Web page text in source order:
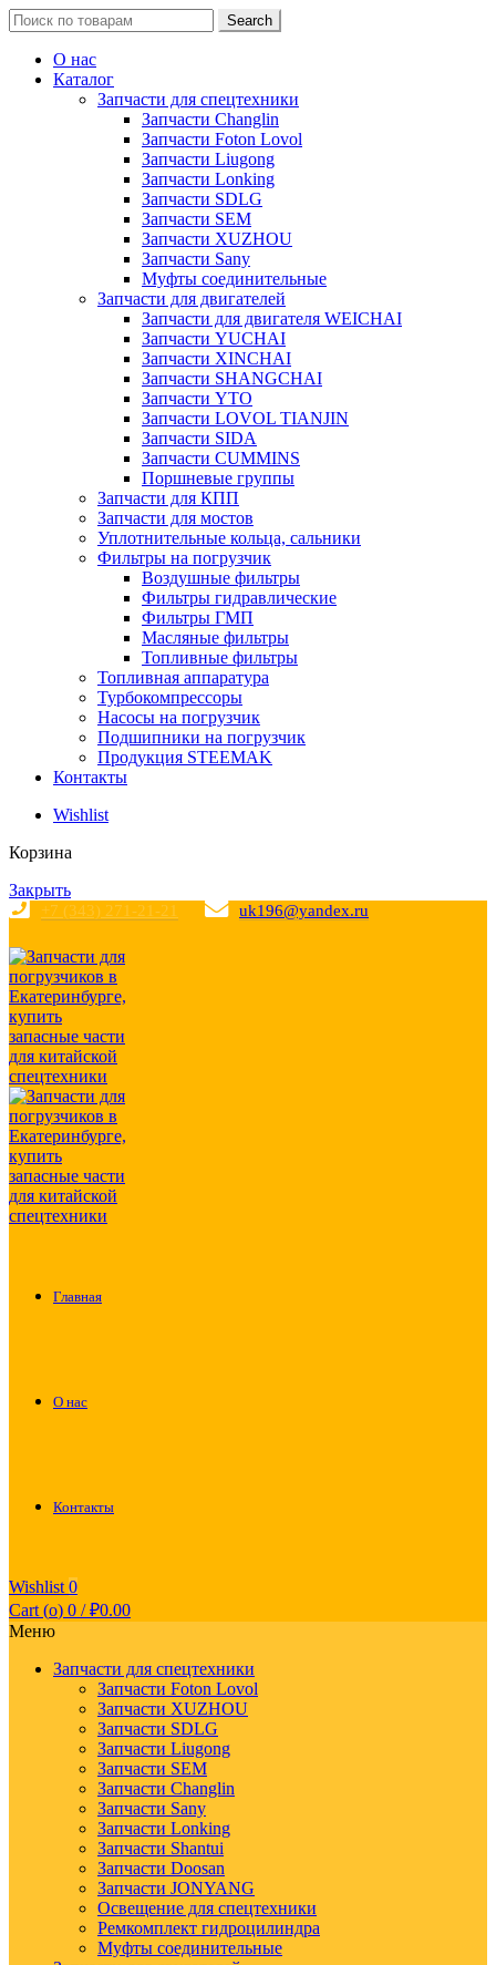
Search
for:
Search
О нас
Каталог
Запчасти для спецтехники
Запчасти Changlin
Запчасти Foton Lovol
Запчасти Liugong
Запчасти Lonking
Запчасти SDLG
Запчасти SEM
Запчасти XUZHOU
Запчасти Sany
Муфты соединительные
Запчасти для двигателей
Запчасти для двигателя WEICHAI
Запчасти YUCHAI
Запчасти XINCHAI
Запчасти SHANGCHAI
Запчасти YTO
Запчасти LOVOL TIANJIN
Запчасти SIDA
Запчасти CUMMINS
Поршневые группы
Запчасти для КПП
Запчасти для мостов
Уплотнительные кольца, сальники
Фильтры на погрузчик
Воздушные фильтры
Фильтры гидравлические
Фильтры ГМП
Масляные фильтры
Топливные фильтры
Топливная аппаратура
Турбокомпрессоры
Насосы на погрузчик
Подшипники на погрузчик
Продукция STEEMAK
Контакты
Wishlist
Корзина
Закрыть
+7 (343) 271-21-21 uk196@yandex.ru
Главная
О нас
Контакты
Wishlist 0
Cart (o) 0 / ₽0.00
Меню
Запчасти для спецтехники
Запчасти Foton Lovol
Запчасти XUZHOU
Запчасти SDLG
Запчасти Liugong
Запчасти SEM
Запчасти Changlin
Запчасти Sany
Запчасти Lonking
Запчасти Shantui
Запчасти Doosan
Запчасти JONYANG
Освещение для спецтехники
Ремкомплект гидроцилиндра
Муфты соединительные